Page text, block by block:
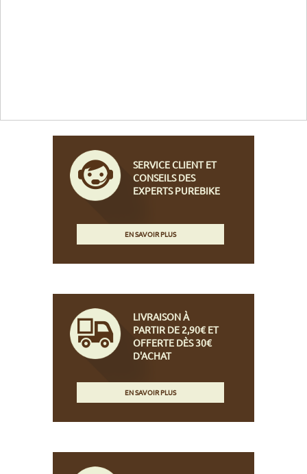
SERVICE CLIENT ET
CONSEILS DES
EXPERTS PUREBIKE
EN SAVOIR PLUS
LIVRAISON À
PARTIR DE 2,90€ ET
OFFERTE DÈS 30€
D'ACHAT
EN SAVOIR PLUS